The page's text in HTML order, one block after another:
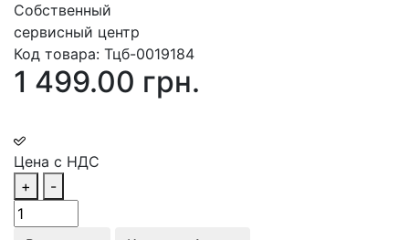
Собственный
сервисный центр
Код товара: Тцб-0019184
1 499.00 грн.
Цена с НДС
+
-